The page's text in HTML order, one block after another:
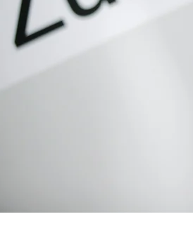
verlag
verlag
genossenschaft